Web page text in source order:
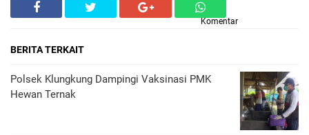
Komentar
BERITA TERKAIT
Polsek Klungkung Dampingi Vaksinasi PMK
Hewan Ternak